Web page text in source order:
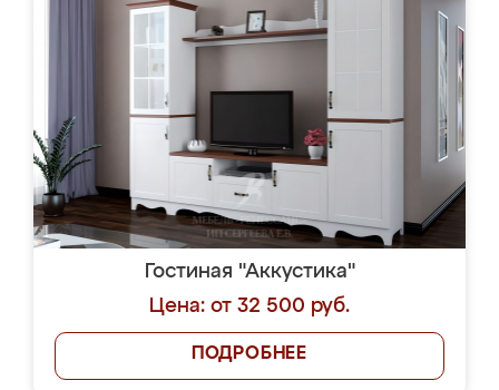
Гостиная "Аккустика"
Цена: от 32 500 руб.
ПОДРОБНЕЕ